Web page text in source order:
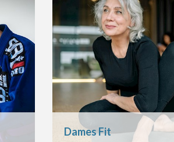
Dames Fit